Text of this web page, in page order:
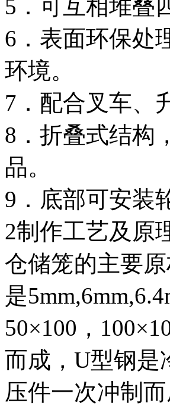
5．可互相堆叠
6．表面环保处
环境。
7．配合叉车、
8．折叠式结构
品。
9．底部可安装
2制作工艺及原
仓储笼的主要
是
50×100，
而成，U型钢是
压件一次冲制而